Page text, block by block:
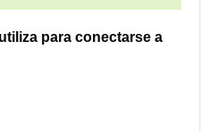
para conectarse a